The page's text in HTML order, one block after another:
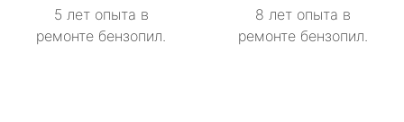
5 лет опыта в
ремонте бензопил.
8 лет опыта в
ремонте бензопил.